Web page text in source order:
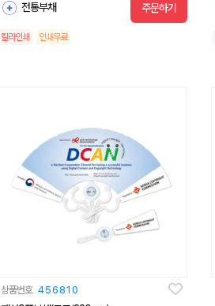
전통부채 주문하기
칼라인쇄 인쇄무료
상품번호 456810